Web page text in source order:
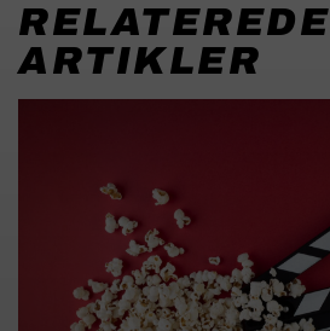
RELATEREDE
ARTIKLER